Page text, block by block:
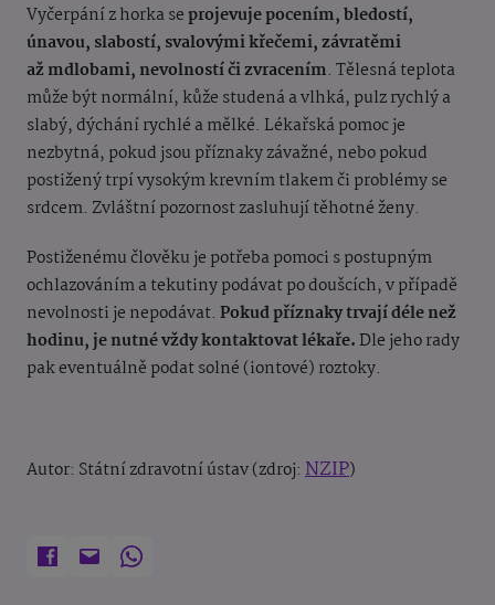
Vyčerpání z horka se projevuje pocením, bledostí,
únavou, slabostí, svalovými křečemi, závratěmi
až mdlobami, nevolností či zvracením. Tělesná teplota
může být normální, kůže studená a vlhká, pulz rychlý a
slabý, dýchání rychlé a mělké. Lékařská pomoc je
nezbytná, pokud jsou příznaky závažné, nebo pokud
postižený trpí vysokým krevním tlakem či problémy se
srdcem. Zvláštní pozornost zasluhují těhotné ženy.
Postiženému člověku je potřeba pomoci s postupným
ochlazováním a tekutiny podávat po doušcích, v případě
nevolnosti je nepodávat. Pokud příznaky trvají déle než
hodinu, je nutné vždy kontaktovat lékaře.Dle jeho rady
pak eventuálně podat solné (iontové) roztoky.
Autor: Státní zdravotní ústav(zdroj: NZIP)